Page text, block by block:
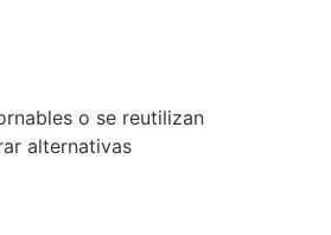
o se reutilizan
alternativas